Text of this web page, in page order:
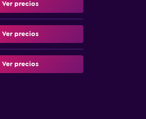
Ver precios
Ver precios
Ver precios